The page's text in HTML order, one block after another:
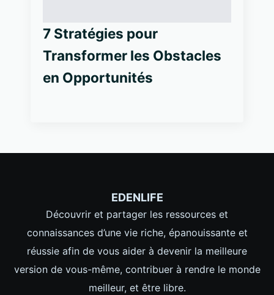
7 Stratégies pour
Transformer les Obstacles
en Opportunités
EDENLIFE
Découvrir et partager les ressources et
connaissances d’une vie riche, épanouissante et
réussie afin de vous aider à devenir la meilleure
version de vous-même, contribuer à rendre le monde
meilleur, et être libre.